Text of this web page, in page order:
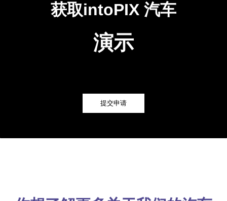
获取intoPIX 汽车
演示
提交申请